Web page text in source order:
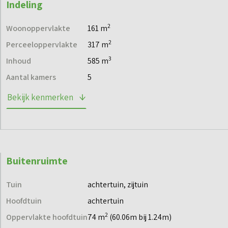
Wil je meer informatie? Neem dan een kijkje op de
projectwebsite of neem contact met ons op. We helpen je
graag.
Indeling
Woonoppervlakte 161 m2
Perceeloppervlakte 317 m2
Inhoud 585 m3
Aantal kamers 5
Bekijk kenmerken
Buitenruimte
Tuin
achtertuin, zijtuin
Hoofdtuin
achtertuin
Oppervlakte hoofdtuin74 m2 (60.06m bij 1.24m)